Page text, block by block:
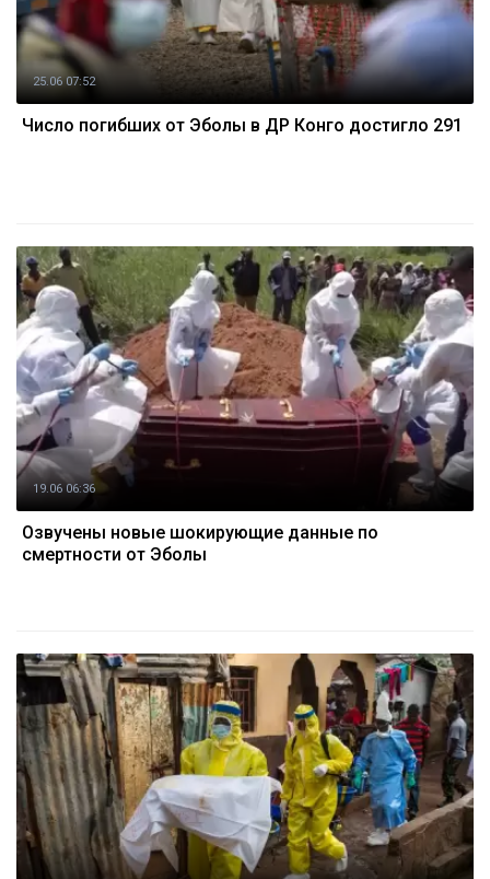
25.06 07:52
Число погибших от Эболы в ДР Конго достигло 291
19.06 06:36
Озвучены новые шокирующие данные по
смертности от Эболы